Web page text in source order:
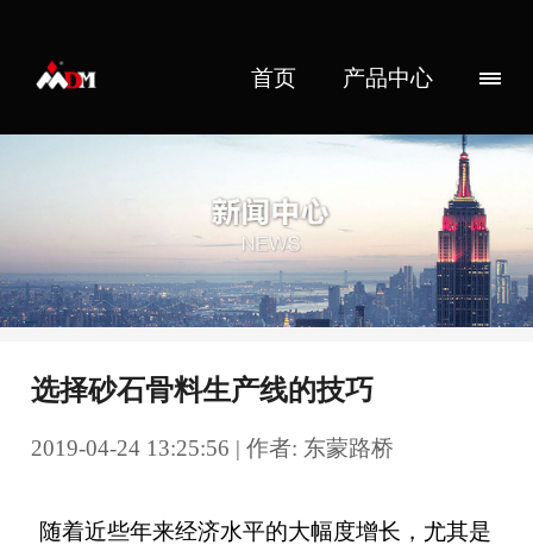
首页 产品中心
选择砂石骨料生产线的技巧
2019-04-24 13:25:56 | 作者: 东蒙路桥
随着近些年来经济水平的大幅度增长，尤其是